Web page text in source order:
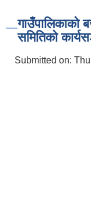
गाउँपालिकाको
समितिको
Submitted on: